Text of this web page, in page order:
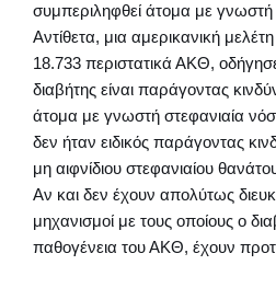
συμπεριληφθεί άτομα με γνωστή
Αντίθετα, μια αμερικανική
18.733 περιστατικά ΑΚΘ,
διαβήτης είναι παράγοντας
άτομα με γνωστή στεφανιαία
δεν ήταν ειδικός παράγοντας
μη αιφνίδιου στεφανιαίου
Αν και δεν έχουν απολύτως
μηχανισμοί με τους οποίους ο
παθογένεια του ΑΚΘ, έχουν